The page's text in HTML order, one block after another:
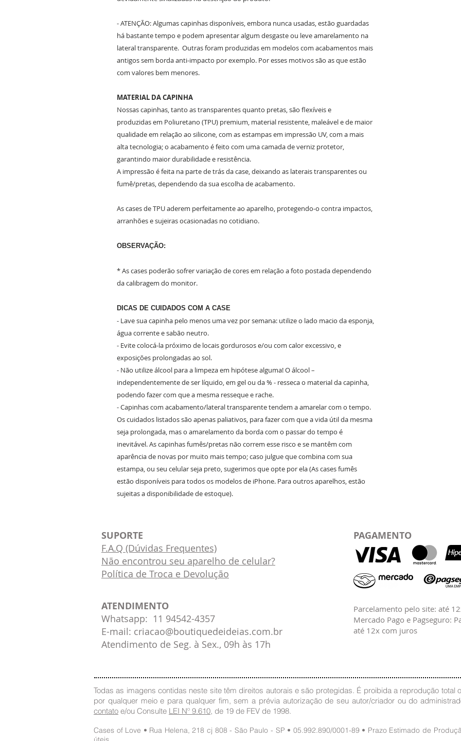
- ATENÇÃO: Algumas capinhas disponíveis, embora nunca usadas, estão guardadas
há bastante tempo e podem apresentar algum desgaste ou leve amarelamento na
lateral transparente. Outras foram produzidas em modelos com acabamentos mais
antigos sem borda anti-impacto por exemplo. Por esses motivos são as que estão
com valores bem menores.
MATERIAL DA CAPINHA
Nossas capinhas, tanto as transparentes quanto pretas, são flexíveis e
produzidas em Poliuretano (TPU) premium, material resistente, maleável e de maior
qualidade em relação ao silicone, com as estampas em impressão UV, com a mais
alta tecnologia; o acabamento é feito com uma camada de verniz protetor,
garantindo maior durabilidade e resistência.
A impressão é feita na parte de trás da case, deixando as laterais transparentes ou
fumê/pretas, dependendo da sua escolha de acabamento.
As cases de TPU aderem perfeitamente ao aparelho, protegendo-o contra impactos,
arranhões e sujeiras ocasionadas no cotidiano.
OBSERVAÇÃO:
* As cases poderão sofrer variação de cores em relação a foto postada dependendo
da calibragem do monitor.
DICAS DE CUIDADOS COM A CASE
- Lave sua capinha pelo menos uma vez por semana: utilize o lado macio da esponja,
água corrente e sabão neutro.
- Evite colocá-la próximo de locais gordurosos e/ou com calor excessivo, e
exposições prolongadas ao sol.
- Não utilize álcool para a limpeza em hipótese alguma! O álcool –
independentemente de ser líquido, em gel ou da % - resseca o material da capinha,
podendo fazer com que a mesma resseque e rache.
- Capinhas com acabamento/lateral transparente tendem a amarelar com o tempo.
Os cuidados listados são apenas paliativos, para fazer com que a vida útil da mesma
seja prolongada, mas o amarelamento da borda com o passar do tempo é
inevitável. As capinhas fumês/pretas não correm esse risco e se mantêm com
aparência de novas por muito mais tempo; caso julgue que combina com sua
estampa, ou seu celular seja preto, sugerimos que opte por ela (As cases fumês
estão disponíveis para todos os modelos de iPhone. Para outros aparelhos, estão
sujeitas a disponibilidade de estoque).
SUPORTE
F.A.Q (Dúvidas Frequentes)
Não encontrou seu aparelho de celular?
Política de Troca e Devolução
PAGAMENTO
ATENDIMENTO
Whatsapp: 11 94542-4357
E-mail: criacao@boutiquedeideias.com.br
Atendimento de Seg. à Sex., 09h às 17h
Parcelamento pelo site: até
Mercado Pago e Pagseguro:
até 12x com juros
Todas as imagens contidas neste site têm direitos autorais e são protegidas. É proibida a reprodução total
por qualquer meio e para qualquer fim, sem a prévia autorização de seu autor/criador ou do
contato e/ou Consulte LEI Nº 9.610, de 19 de FEV de 1998.
Cases of Love • Rua Helena, 218 cj 808 - São Paulo - SP • 05.992.890/0001-89 • Prazo Estimado de